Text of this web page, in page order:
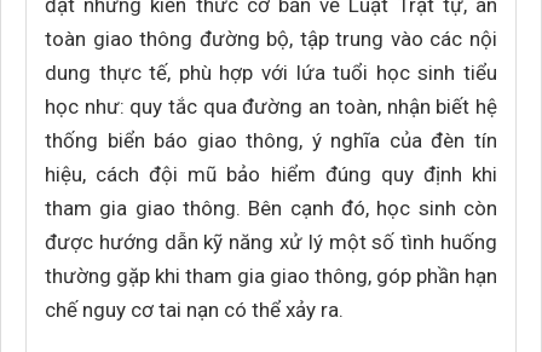
đạt những kiến thức cơ bản về Luật Trật tự, an
toàn giao thông đường bộ, tập trung vào các nội
dung thực tế, phù hợp với lứa tuổi học sinh tiểu
học như: quy tắc qua đường an toàn, nhận biết hệ
thống biển báo giao thông, ý nghĩa của đèn tín
hiệu, cách đội mũ bảo hiểm đúng quy định khi
tham gia giao thông. Bên cạnh đó, học sinh còn
được hướng dẫn kỹ năng xử lý một số tình huống
thường gặp khi tham gia giao thông, góp phần hạn
chế nguy cơ tai nạn có thể xảy ra.